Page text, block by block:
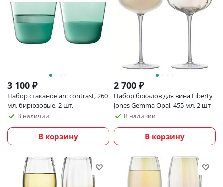
3 100 ₽
Набор стаканов arc contrast, 260
мл, бирюзовые, 2 шт.
В наличии
В корзину
2 700 ₽
Набор бокалов для вина Liberty
Jones Gemma Opal, 455 мл, 2 шт
В наличии
В корзину